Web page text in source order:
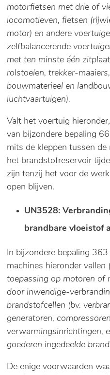
motorfietsen met drie of
locomotieven, fietsen
motor) en andere
zelfbalancerende
met ten minste één
rolstoelen, trekker-
bouwmaterieel en
luchtvaartuigen).
Valt het voertuig
van bijzondere bepaling
mits de kleppen tussen
het brandstofreservoir
zijn tenzij het voor de
open blijven.
UN3528:
brandbare vloeistof
In bijzondere bepaling
machines hieronder vallen
toepassing op motoren of
door inwendige-
brandstofcellen (bv.
generatoren,
verwarmingsinrichtingen,
goederen ingedeelde
De enige voorwaarden